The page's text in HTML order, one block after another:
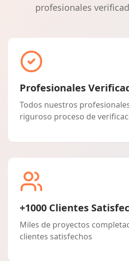
profesionales
Profesionales
Todos nuestros
riguroso proceso de
+1000 Clientes
Miles de proyectos
clientes satisfechos